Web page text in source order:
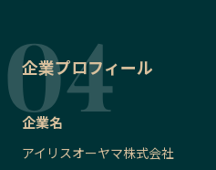
企業プロフィール
企業名
アイリスオーヤマ株式会社